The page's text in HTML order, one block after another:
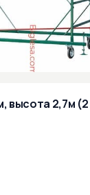
высота 2,7м (2